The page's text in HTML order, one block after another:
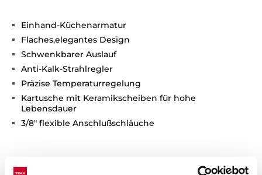
Einhand-Küchenarmatur
Flaches,elegantes Design
Schwenkbarer Auslauf
Anti-Kalk-Strahlregler
Präzise Temperaturregelung
Kartusche mit Keramikscheiben für hohe
Lebensdauer
3/8" flexible Anschlußschläuche